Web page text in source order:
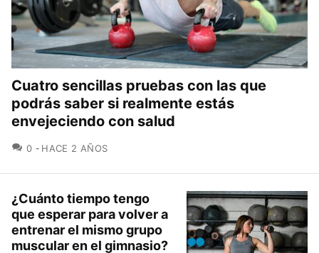
Cuatro sencillas pruebas con las que
podrás saber si realmente estás
envejeciendo con salud
0 COMENTARIOS
HACE 2 AÑOS
¿Cuánto tiempo tengo
que esperar para volver a
entrenar el mismo grupo
muscular en el gimnasio?